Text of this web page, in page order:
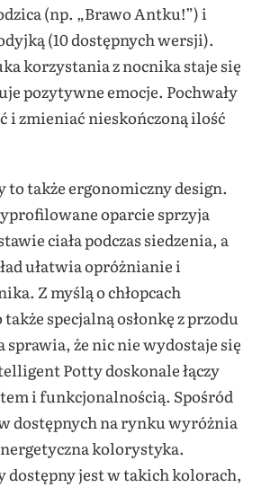
(np. „Brawo Antku!”) i
(10 dostępnych wersji).
korzystania z nocnika staje się
pozytywne emocje. Pochwały
i zmieniać nieskończoną ilość
także ergonomiczny design.
oparcie sprzyja
ciała podczas siedzenia, a
ułatwia opróżnianie i
Z myślą o chłopcach
specjalną osłonkę z przodu
że nic nie wydostaje się
Potty doskonale łączy
i funkcjonalnością. Spośród
dostępnych na rynku wyróżnia
kolorystyka.
jest w takich kolorach,